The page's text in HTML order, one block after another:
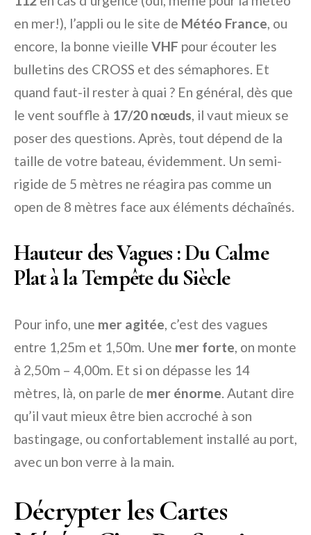
en mer!), l’appli ou le site de Météo France , ou
encore, la bonne vieille VHF pour écouter les
bulletins des CROSS et des sémaphores. Et
quand faut-il rester à quai ? En général, dès que
le vent souffle à 17/20 nœuds , il vaut mieux se
poser des questions. Après, tout dépend de la
taille de votre bateau, évidemment. Un semi-
rigide de 5 mètres ne réagira pas comme un
open de 8 mètres face aux éléments déchaînés.
Hauteur des Vagues : Du Calme
Plat à la Tempête du Siècle
Pour info, une mer agitée , c’est des vagues
entre 1,25m et 1,50m. Une mer forte , on monte
à 2,50m – 4,00m. Et si on dépasse les 14
mètres, là, on parle de mer énorme . Autant dire
qu’il vaut mieux être bien accroché à son
bastingage, ou confortablement installé au port,
avec un bon verre à la main.
Décrypter les Cartes